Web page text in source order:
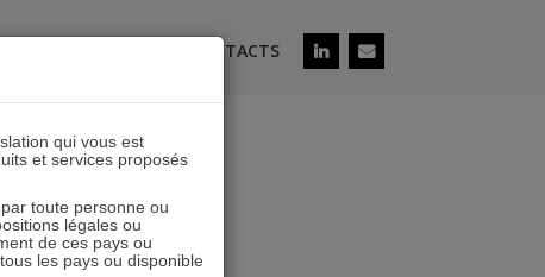
CONTACTS
qui vous est
et services proposés
toute personne ou
légales ou
de ces pays ou
les pays ou disponible